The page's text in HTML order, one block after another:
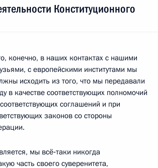
Конституционного
конечно, в наших контактах с нашими
с европейскими институтами мы
исходить из того, что мы передавали
в качестве соответствующих полномочий
соглашений и при
законов со стороны
мы всё‑таки никогда
часть своего суверенитета,